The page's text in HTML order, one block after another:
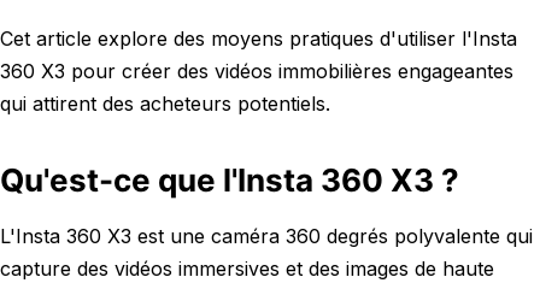
Cet article explore des moyens pratiques d'utiliser l'Insta
360 X3 pour créer des vidéos immobilières engageantes
qui attirent des acheteurs potentiels.
Qu'est-ce que l'Insta 360 X3 ?
L'Insta 360 X3 est une caméra 360 degrés polyvalente qui
capture des vidéos immersives et des images de haute